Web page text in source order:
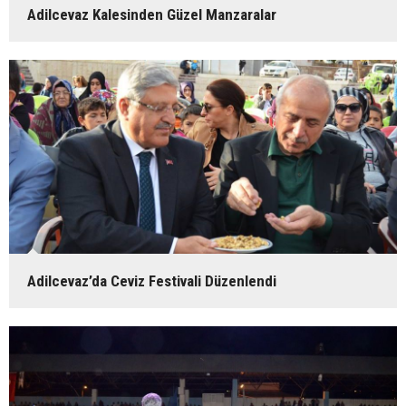
Adilcevaz Kalesinden Güzel Manzaralar
Adilcevaz’da Ceviz Festivali Düzenlendi